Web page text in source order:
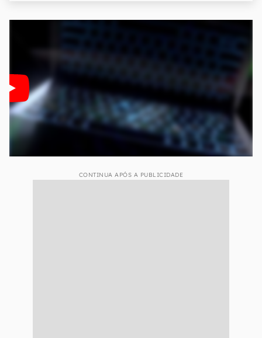
CONTINUA APÓS A PUBLICIDADE